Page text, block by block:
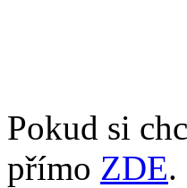
Pokud si
přímo ZDE.